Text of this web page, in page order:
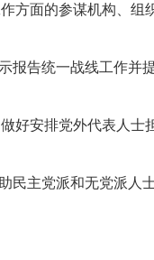
面的参谋机构、组
告统一战线工作并提
安排党外代表人士
主党派和无党派人士